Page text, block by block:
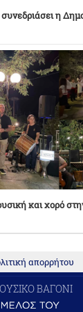
η
και χορό
απορρήτου
ΒΑΓΟΝΙ